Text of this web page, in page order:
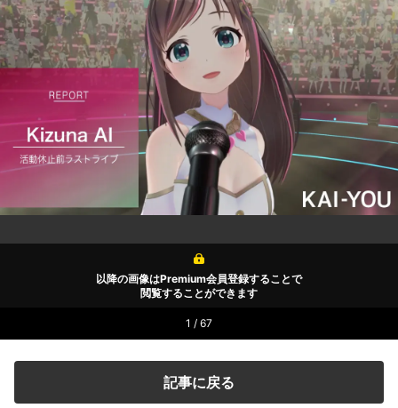
以降の画像はPremium会員登録することで
閲覧することができます
1 / 67
記事に戻る